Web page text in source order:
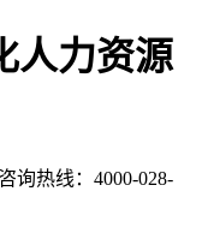
人力资源
询热线：4000-028-